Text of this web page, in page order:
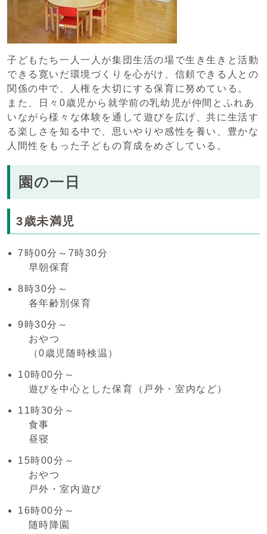
子どもたち一人一人が集団生活の場で生き生きと活動
できる寛いだ環境づくりを心がけ、信頼できる人との
関係の中で、人権を大切にする保育に努めている。
また、日々0歳児から就学前の乳幼児が仲間とふれあ
いながら様々な体験を通して遊びを広げ、共に生活す
る楽しさを知る中で、思いやりや感性を養い、豊かな
人間性をもった子どもの育成をめざしている。
園の一日
3歳未満児
7時00分～7時30分
早朝保育
8時30分～
各年齢別保育
9時30分～
おやつ
（0歳児随時検温）
10時00分～
遊びを中心とした保育（戸外・室内など）
11時30分～
食事
昼寝
15時00分～
おやつ
戸外・室内遊び
16時00分～
随時降園